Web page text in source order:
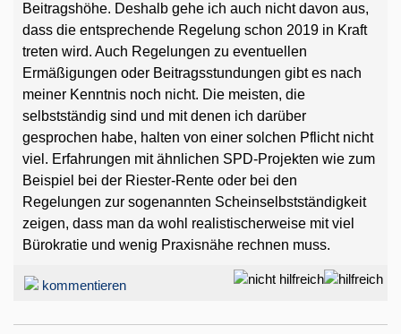
Beitragshöhe. Deshalb gehe ich auch nicht davon aus,
dass die entsprechende Regelung schon 2019 in Kraft
treten wird. Auch Regelungen zu eventuellen
Ermäßigungen oder Beitragsstundungen gibt es nach
meiner Kenntnis noch nicht. Die meisten, die
selbstständig sind und mit denen ich darüber
gesprochen habe, halten von einer solchen Pflicht nicht
viel. Erfahrungen mit ähnlichen SPD-Projekten wie zum
Beispiel bei der Riester-Rente oder bei den
Regelungen zur sogenannten Scheinselbstständigkeit
zeigen, dass man da wohl realistischerweise mit viel
Bürokratie und wenig Praxisnähe rechnen muss.
kommentieren